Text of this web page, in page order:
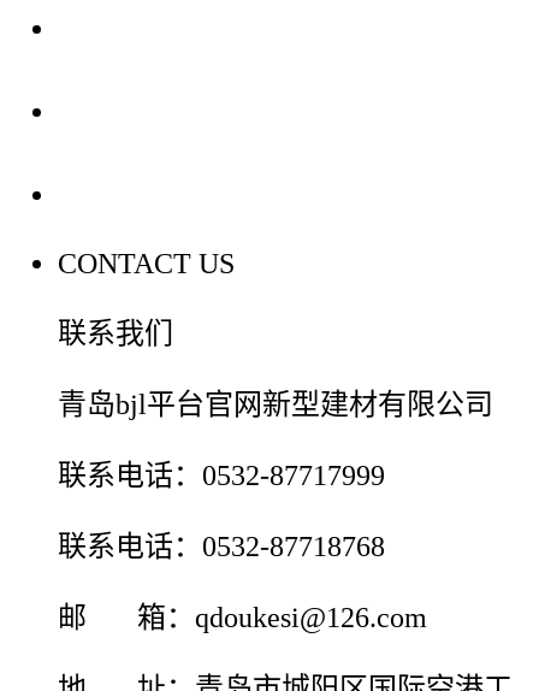
CONTACT US
联系我们
青岛bjl平台官网新型建材有限公司
联系电话：0532-87717999
联系电话：0532-87718768
邮 箱：qdoukesi@126.com